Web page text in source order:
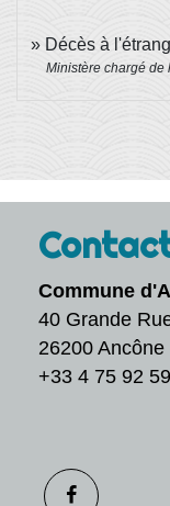
Décès à
Ministère chargé de
Commune
40 Grande
26200
+33 4 75 92